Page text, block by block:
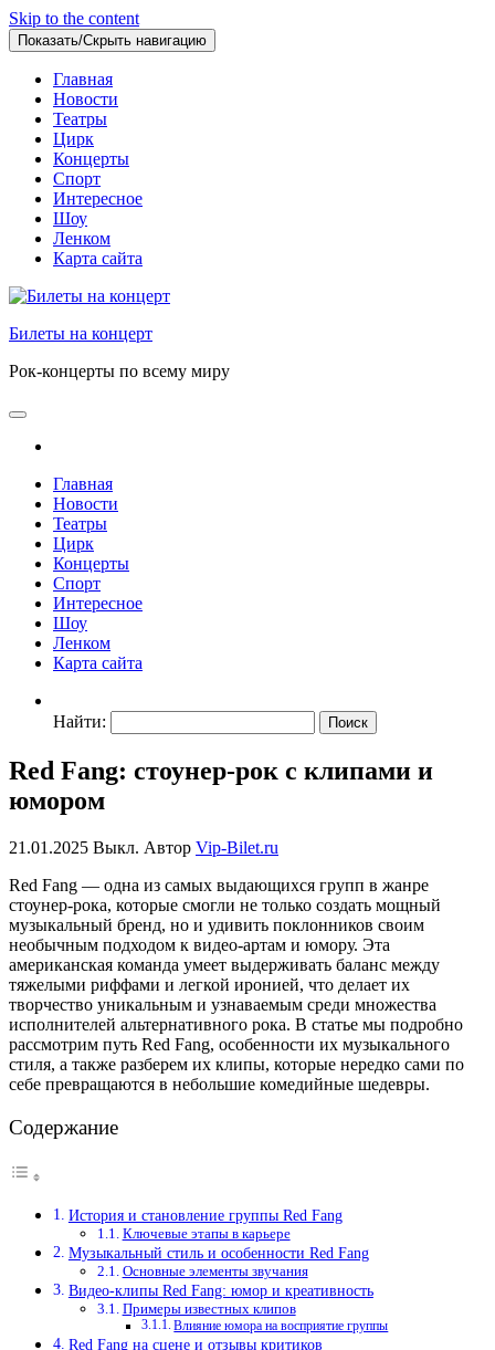
Skip to the content
Показать/Скрыть навигацию
Главная
Новости
Театры
Цирк
Концерты
Спорт
Интересное
Шоу
Ленком
Карта сайта
Билеты на концерт
Рок-концерты по всему миру
Главная
Новости
Театры
Цирк
Концерты
Спорт
Интересное
Шоу
Ленком
Карта сайта
Найти:
Red Fang: стоунер-рок с клипами и
юмором
21.01.2025 Выкл. Автор Vip-Bilet.ru
Red Fang — одна из самых выдающихся групп в жанре
стоунер-рока, которые смогли не только создать мощный
музыкальный бренд, но и удивить поклонников своим
необычным подходом к видео-артам и юмору. Эта
американская команда умеет выдерживать баланс между
тяжелыми риффами и легкой иронией, что делает их
творчество уникальным и узнаваемым среди множества
исполнителей альтернативного рока. В статье мы подробно
рассмотрим путь Red Fang, особенности их музыкального
стиля, а также разберем их клипы, которые нередко сами по
себе превращаются в небольшие комедийные шедевры.
Содержание
История и становление группы Red Fang
Ключевые этапы в карьере
Музыкальный стиль и особенности Red Fang
Основные элементы звучания
Видео-клипы Red Fang: юмор и креативность
Примеры известных клипов
Влияние юмора на восприятие группы
Red Fang на сцене и отзывы критиков